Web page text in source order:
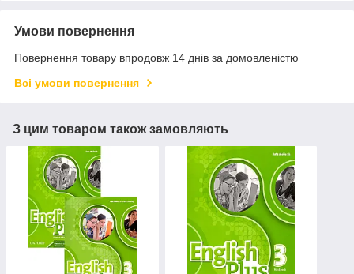
Умови повернення
Повернення товару впродовж 14 днів за домовленістю
Всі умови повернення
З цим товаром також замовляють